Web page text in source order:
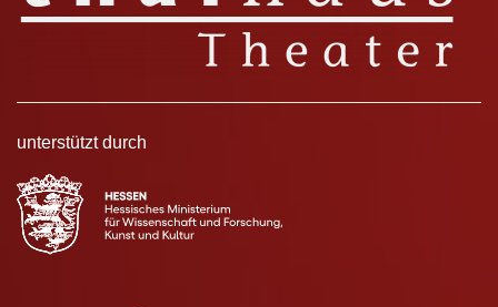
unterstützt durch